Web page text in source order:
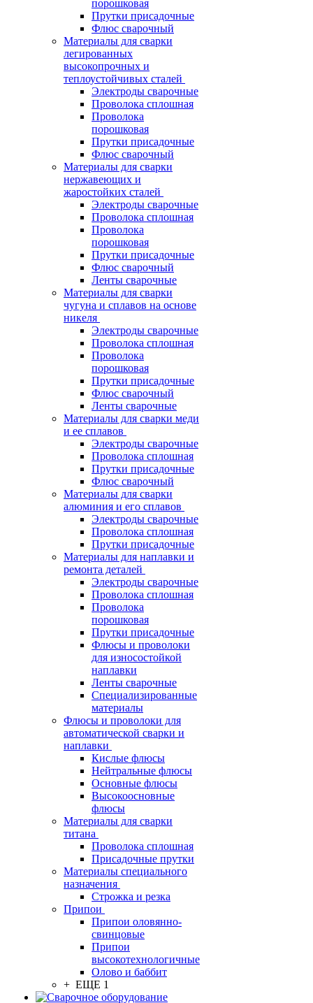
порошковая
Прутки присадочные
Флюс сварочный
Материалы для сварки
легированных
высокопрочных и
теплоустойчивых сталей
Электроды сварочные
Проволока сплошная
Проволока
порошковая
Прутки присадочные
Флюс сварочный
Материалы для сварки
нержавеющих и
жаростойких сталей
Электроды сварочные
Проволока сплошная
Проволока
порошковая
Прутки присадочные
Флюс сварочный
Ленты сварочные
Материалы для сварки
чугуна и сплавов на основе
никеля
Электроды сварочные
Проволока сплошная
Проволока
порошковая
Прутки присадочные
Флюс сварочный
Ленты сварочные
Материалы для сварки меди
и ее сплавов
Электроды сварочные
Проволока сплошная
Прутки присадочные
Флюс сварочный
Материалы для сварки
алюминия и его сплавов
Электроды сварочные
Проволока сплошная
Прутки присадочные
Материалы для наплавки и
ремонта деталей
Электроды сварочные
Проволока сплошная
Проволока
порошковая
Прутки присадочные
Флюсы и проволоки
для износостойкой
наплавки
Ленты сварочные
Специализированные
материалы
Флюсы и проволоки для
автоматической сварки и
наплавки
Кислые флюсы
Нейтральные флюсы
Основные флюсы
Высокоосновные
флюсы
Материалы для сварки
титана
Проволока сплошная
Присадочные прутки
Материалы специального
назначения
Строжка и резка
Припои
Припои оловянно-
свинцовые
Припои
высокотехнологичные
Олово и баббит
+ ЕЩЕ 1